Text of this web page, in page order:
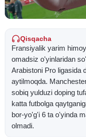
Qisqacha
Fransiyalik yarim
omadsiz o'yinlaridan
Arabistoni Pro ligasida
aytilmoqda.
sobiq yulduzi doping
katta futbolga
bor-yo'g'i 6 ta o'yinda
olmadi.